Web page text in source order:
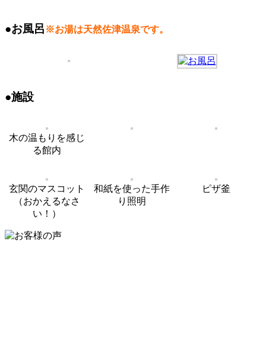
●お風呂 ※お湯は天然佐津温泉です。
●施設
木の温もりを感じ
る館内
玄関のマスコット
（おかえるなさ
い！）
和紙を使った手作
り照明
ピザ釜